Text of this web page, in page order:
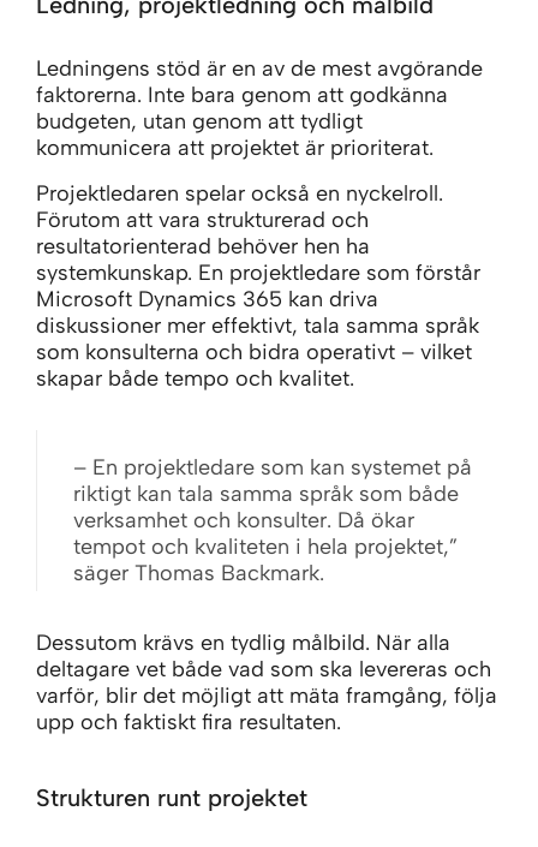
Ledningens stöd är en av de mest avgörande
faktorerna. Inte bara genom att godkänna
budgeten, utan genom att tydligt
kommunicera att projektet är prioriterat.
Projektledaren spelar också en nyckelroll.
Förutom att vara strukturerad och
resultatorienterad behöver hen ha
systemkunskap. En projektledare som förstår
Microsoft Dynamics 365 kan driva
diskussioner mer effektivt, tala samma språk
som konsulterna och bidra operativt – vilket
skapar både tempo och kvalitet.
– En projektledare som kan systemet på
riktigt kan tala samma språk som både
verksamhet och konsulter. Då ökar
tempot och kvaliteten i hela projektet,”
säger Thomas Backmark.
Dessutom krävs en tydlig målbild. När alla
deltagare vet både vad som ska levereras och
varför, blir det möjligt att mäta framgång, följa
upp och faktiskt fira resultaten.
Strukturen runt projektet